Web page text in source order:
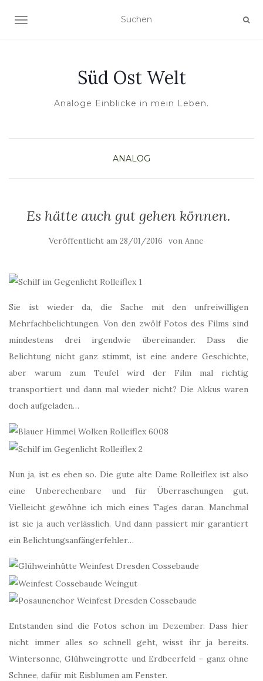
NAVIGATION UMSCHALTEN
Süd Ost Welt
Analoge Einblicke in mein Leben.
ANALOG
Es hätte auch gut gehen können.
Veröffentlicht am 28/01/2016 von Anne
Sie ist wieder da, die Sache mit den unfreiwilligen
Mehrfachbelichtungen. Von den zwölf Fotos des Films sind
mindestens drei irgendwie übereinander. Dass die
Belichtung nicht ganz stimmt, ist eine andere Geschichte,
aber warum zum Teufel wird der Film mal richtig
transportiert und dann mal wieder nicht? Die Akkus waren
doch aufgeladen…
Nun ja, ist es eben so. Die gute alte Dame Rolleiflex ist also
eine Unberechenbare und für Überraschungen gut.
Vielleicht gewöhne ich mich eines Tages daran. Manchmal
ist sie ja auch verlässlich. Und dann passiert mir garantiert
ein Belichtungsanfängerfehler…
Entstanden sind die Fotos schon im Dezember. Dass hier
nicht immer alles so schnell geht, wisst ihr ja bereits.
Wintersonne, Glühweingrotte und Erdbeerfeld – ganz ohne
Schnee, dafür mit Eisblumen am Fenster.